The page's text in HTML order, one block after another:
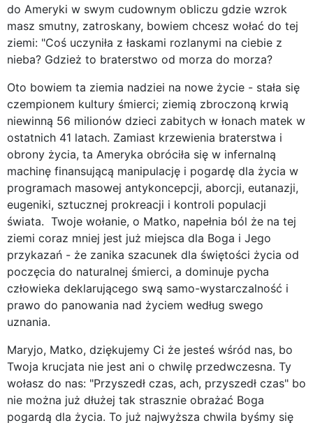
do Ameryki w swym cudownym obliczu gdzie wzrok
masz smutny, zatroskany, bowiem chcesz wołać do tej
ziemi: "Coś uczyniła z łaskami rozlanymi na ciebie z
nieba? Gdzież to braterstwo od morza do morza?
Oto bowiem ta ziemia nadziei na nowe życie - stała się
czempionem kultury śmierci; ziemią zbroczoną krwią
niewinną 56 milionów dzieci zabitych w łonach matek w
ostatnich 41 latach. Zamiast krzewienia braterstwa i
obrony życia, ta Ameryka obróciła się w infernalną
machinę finansującą manipulację i pogardę dla życia w
programach masowej antykoncepcji, aborcji, eutanazji,
eugeniki, sztucznej prokreacji i kontroli populacji
świata. Twoje wołanie, o Matko, napełnia ból że na tej
ziemi coraz mniej jest już miejsca dla Boga i Jego
przykazań - że zanika szacunek dla świętości życia od
poczęcia do naturalnej śmierci, a dominuje pycha
człowieka deklarującego swą samo-wystarczalność i
prawo do panowania nad życiem według swego
uznania.
Maryjo, Matko, dziękujemy Ci że jesteś wśród nas, bo
Twoja krucjata nie jest ani o chwilę przedwczesna. Ty
wołasz do nas: "Przyszedł czas, ach, przyszedł czas" bo
nie można już dłużej tak strasznie obrażać Boga
pogardą dla życia. To już najwyższa chwila byśmy się